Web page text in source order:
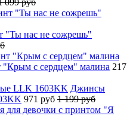
"Ты нас не сожрешь"
"Крым с сердцем" малина 217
Джинсы
971 руб 1 199 руб